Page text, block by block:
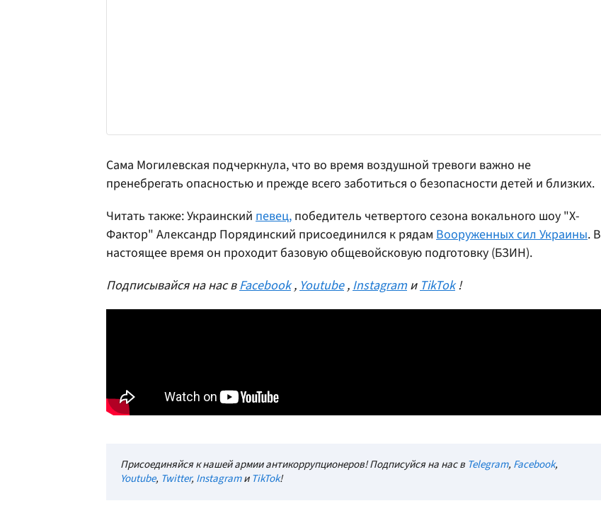
Сама Могилевская подчеркнула, что во время воздушной тревоги важно не
пренебрегать опасностью и прежде всего заботиться о безопасности детей и близких.
Читать также: Украинский певец, победитель четвертого сезона вокального шоу "Х-
Фактор" Александр Порядинский присоединился к рядам Вооруженных сил Украины. В
настоящее время он проходит базовую общевойсковую подготовку (БЗИН).
Подписывайся на нас в Facebook , Youtube , Instagram и TikTok !
Присоединяйся к нашей армии антикоррупционеров! Подписуйся на нас в Telegram, Facebook,
Youtube, Twitter, InstagramиTikTok!